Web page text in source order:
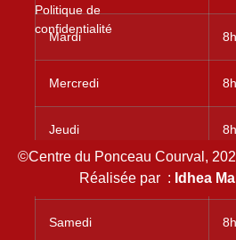
Mardi
Mercredi
Jeudi
Vendredi
Samedi
Politique de
confidentialité
©Centre du Ponceau Courval ,
Réalisée par : Idhea